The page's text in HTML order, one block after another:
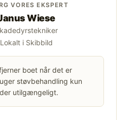
VORES EKSPERT
Wiese
Lokalt i Skibbild
boet når det er
støvbehandling kun
utilgængeligt.